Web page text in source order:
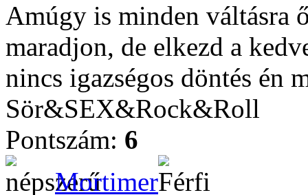
Amúgy is minden váltásra
maradjon, de elkezd a
nincs igazségos döntés én
Sör&SEX&Rock&Roll
Pontszám: 6
Mortimer